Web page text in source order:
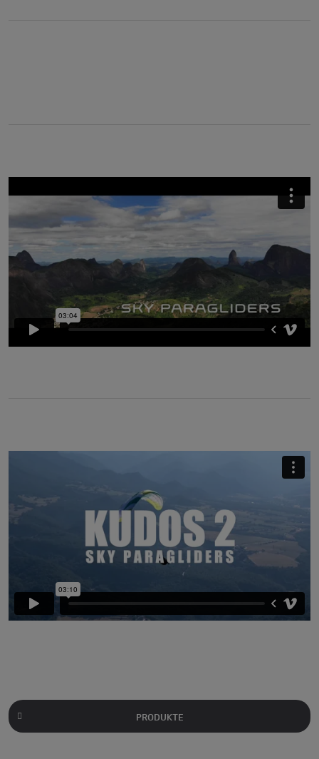
PRODUKTE